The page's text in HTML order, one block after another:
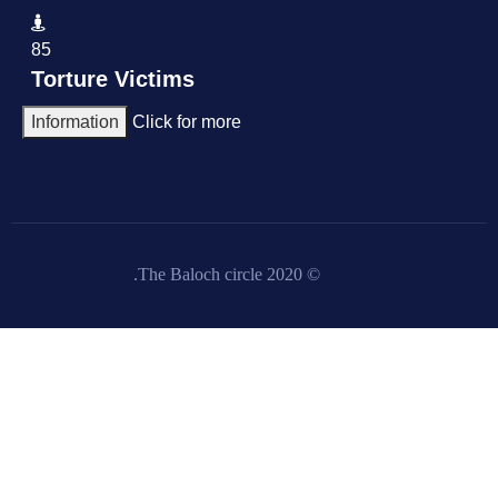
85
Torture Victims
Click for more
Information
© 2020 The Baloch circle.